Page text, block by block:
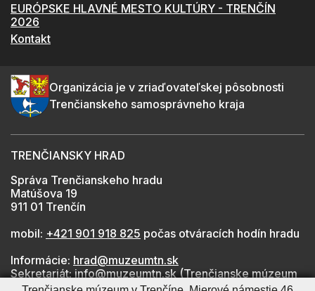
EURÓPSKE HLAVNÉ MESTO KULTÚRY - TRENČÍN
2026
Kontakt
Organizácia je v zriaďovateľskej pôsobnosti
Trenčianskeho samosprávneho kraja
TRENČIANSKY HRAD
Správa Trenčianskeho hradu
Matúšova 19
911 01 Trenčín
mobil: +421 901 918 825 počas otváracích hodín hradu
Informácie: hrad@muzeumtn.sk
Sekretariát: info@muzeumtn.sk (Trenčianske múzeum
v Trenčíne)